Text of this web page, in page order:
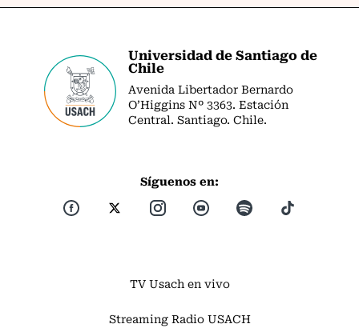
Universidad de Santiago de
Chile
Avenida Libertador Bernardo
O’Higgins Nº 3363. Estación
Central. Santiago. Chile.
Síguenos en:
TV Usach en vivo
Streaming Radio USACH